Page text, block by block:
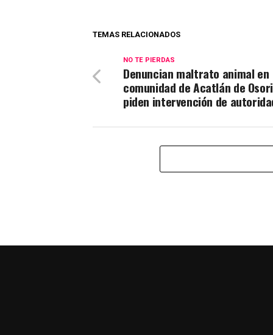
TEMAS RELACIONADOS
NO TE PIERDAS
Denuncian maltrato animal en
comunidad de Acatlán de
piden intervención de